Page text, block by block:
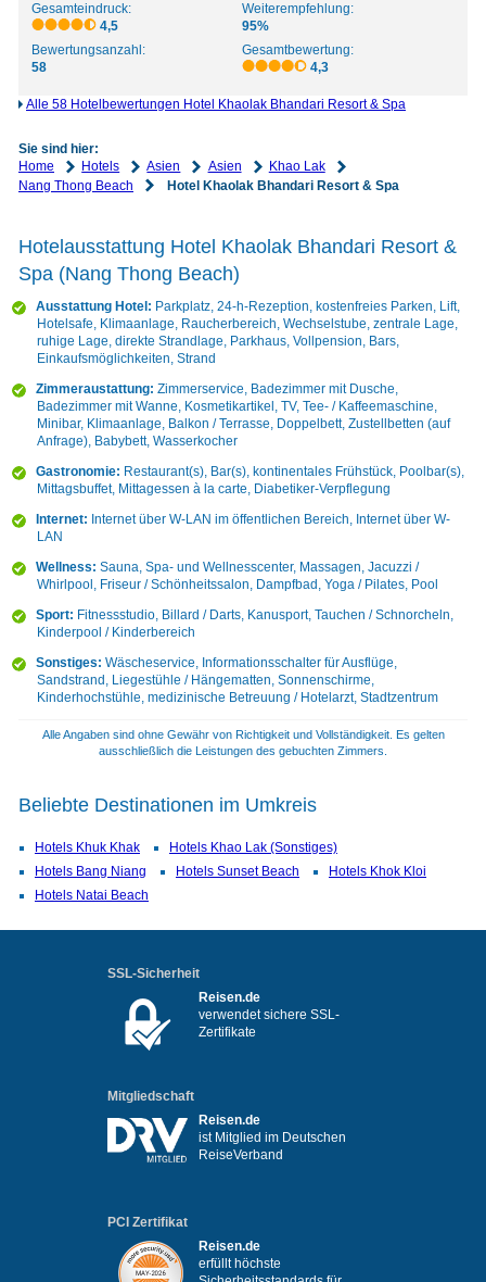
Gesamteindruck:
4,5
Weiterempfehlung:
95%
Bewertungsanzahl:
58
Gesamtbewertung:
4,3
Alle 58 Hotelbewertungen Hotel Khaolak Bhandari Resort & Spa
Sie sind hier:
Home
Hotels Asien Asien
Khao Lak
Nang Thong Beach
Hotel Khaolak Bhandari Resort & Spa
Hotelausstattung Hotel Khaolak Bhandari Resort &
Spa (Nang Thong Beach)
Ausstattung Hotel: Parkplatz, 24-h-Rezeption, kostenfreies Parken, Lift,
Hotelsafe, Klimaanlage, Raucherbereich, Wechselstube, zentrale Lage,
ruhige Lage, direkte Strandlage, Parkhaus, Vollpension, Bars,
Einkaufsmöglichkeiten, Strand
Zimmeraustattung: Zimmerservice, Badezimmer mit Dusche,
Badezimmer mit Wanne, Kosmetikartikel, TV, Tee- / Kaffeemaschine,
Minibar, Klimaanlage, Balkon / Terrasse, Doppelbett, Zustellbetten (auf
Anfrage), Babybett, Wasserkocher
Gastronomie: Restaurant(s), Bar(s), kontinentales Frühstück, Poolbar(s),
Mittagsbuffet, Mittagessen à la carte, Diabetiker-Verpflegung
Internet: Internet über W-LAN im öffentlichen Bereich, Internet über W-
LAN
Wellness: Sauna, Spa- und Wellnesscenter, Massagen, Jacuzzi /
Whirlpool, Friseur / Schönheitssalon, Dampfbad, Yoga / Pilates, Pool
Sport: Fitnessstudio, Billard / Darts, Kanusport, Tauchen / Schnorcheln,
Kinderpool / Kinderbereich
Sonstiges: Wäscheservice, Informationsschalter für Ausflüge,
Sandstrand, Liegestühle / Hängematten, Sonnenschirme,
Kinderhochstühle, medizinische Betreuung / Hotelarzt, Stadtzentrum
Alle Angaben sind ohne Gewähr von Richtigkeit und Vollständigkeit. Es gelten
ausschließlich die Leistungen des gebuchten Zimmers.
Beliebte Destinationen im Umkreis
Hotels Khuk Khak
Hotels Khao Lak (Sonstiges)
Hotels Bang Niang
Hotels Sunset Beach
Hotels Khok Kloi
Hotels Natai Beach
SSL-Sicherheit
Reisen.de
verwendet sichere SSL-
Zertifikate
Mitgliedschaft
Reisen.de
ist Mitglied im Deutschen
ReiseVerband
PCI Zertifikat
Reisen.de
erfüllt höchste